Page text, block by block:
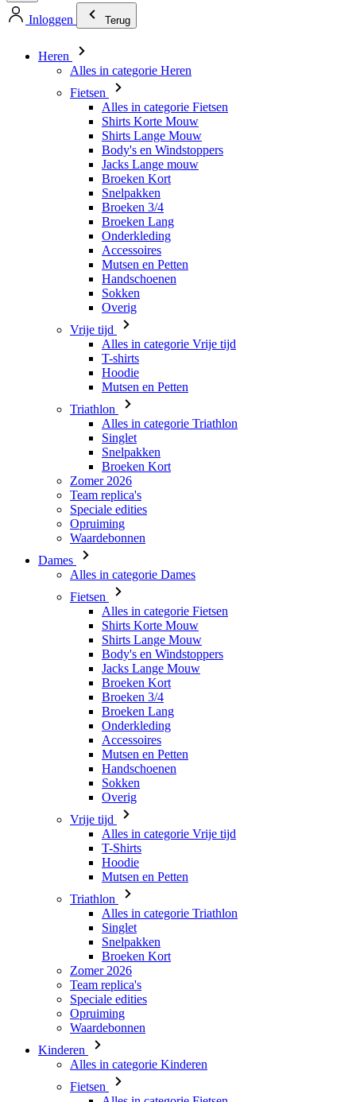
Inloggen Terug
Heren
Alles in categorie Heren
Fietsen
Alles in categorie Fietsen
Shirts Korte Mouw
Shirts Lange Mouw
Body's en Windstoppers
Jacks Lange mouw
Broeken Kort
Snelpakken
Broeken 3/4
Broeken Lang
Onderkleding
Accessoires
Mutsen en Petten
Handschoenen
Sokken
Overig
Vrije tijd
Alles in categorie Vrije tijd
T-shirts
Hoodie
Mutsen en Petten
Triathlon
Alles in categorie Triathlon
Singlet
Snelpakken
Broeken Kort
Zomer 2026
Team replica's
Speciale edities
Opruiming
Waardebonnen
Dames
Alles in categorie Dames
Fietsen
Alles in categorie Fietsen
Shirts Korte Mouw
Shirts Lange Mouw
Body's en Windstoppers
Jacks Lange Mouw
Broeken Kort
Broeken 3/4
Broeken Lang
Onderkleding
Accessoires
Mutsen en Petten
Handschoenen
Sokken
Overig
Vrije tijd
Alles in categorie Vrije tijd
T-Shirts
Hoodie
Mutsen en Petten
Triathlon
Alles in categorie Triathlon
Singlet
Snelpakken
Broeken Kort
Zomer 2026
Team replica's
Speciale edities
Opruiming
Waardebonnen
Kinderen
Alles in categorie Kinderen
Fietsen